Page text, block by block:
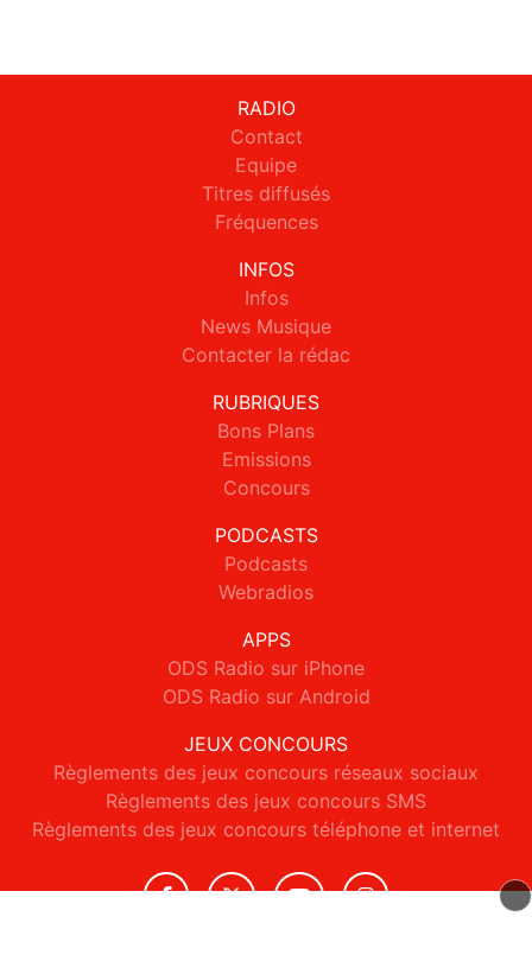
RADIO
Contact
Equipe
Titres diffusés
Fréquences
INFOS
Infos
News Musique
Contacter la rédac
RUBRIQUES
Bons Plans
Emissions
Concours
PODCASTS
Podcasts
Webradios
APPS
ODS Radio sur iPhone
ODS Radio sur Android
JEUX CONCOURS
Règlements des jeux concours réseaux sociaux
Règlements des jeux concours SMS
Règlements des jeux concours téléphone et internet